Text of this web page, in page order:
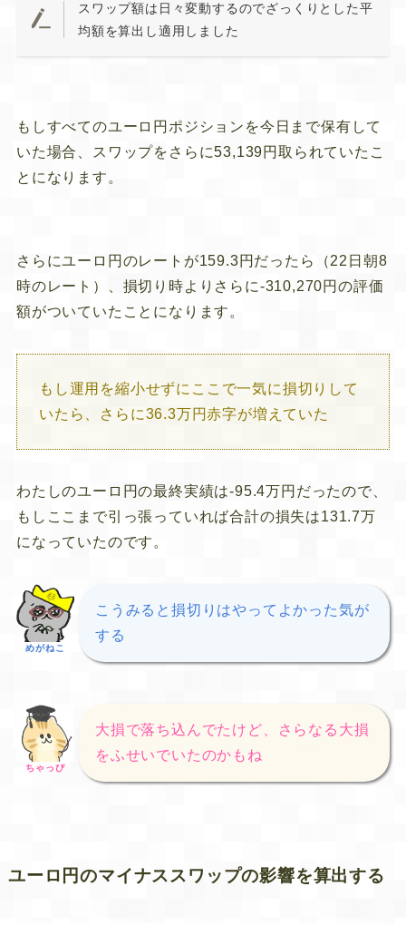
スワップ額は日々変動するのでざっくりとした平
均額を算出し適用しました
もしすべてのユーロ円ポジションを今日まで保有して
いた場合、スワップをさらに53,139円取られていたこ
とになります。
さらにユーロ円のレートが159.3円だったら（22日朝8
時のレート）、損切り時よりさらに-310,270円の評価
額がついていたことになります。
もし運用を縮小せずにここで一気に損切りして
いたら、さらに36.3万円赤字が増えていた
わたしのユーロ円の最終実績は-95.4万円だったので、
もしここまで引っ張っていれば合計の損失は131.7万
になっていたのです。
めがねこ
こうみると損切りはやってよかった気が
する
ちゃっぴ
大損で落ち込んでたけど、さらなる大損
をふせいでいたのかもね
ユーロ円のマイナススワップの影響を算出する